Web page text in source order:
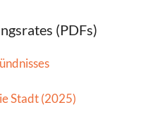
(PDFs)
Stadt (2025)